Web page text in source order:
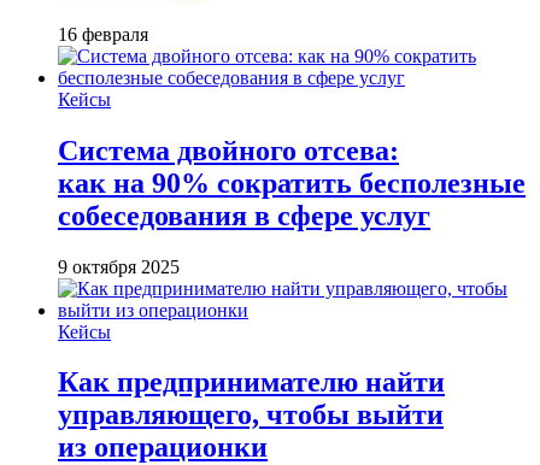
16 февраля
Кейсы
Система двойного отсева:
как на 90% сократить бесполезные
собеседования в сфере услуг
9 октября 2025
Кейсы
Как предпринимателю найти
управляющего, чтобы выйти
из операционки